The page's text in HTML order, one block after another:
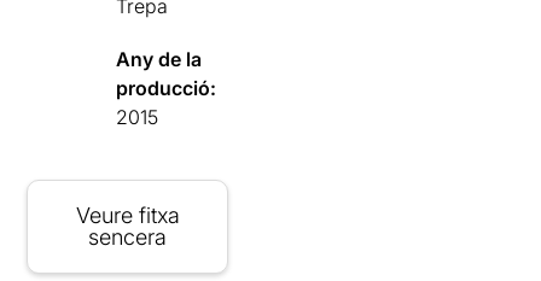
Trepa
Any de la
producció:
2015
Veure fitxa
sencera